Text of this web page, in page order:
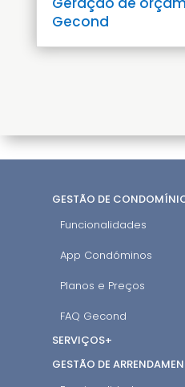
Gecond
GESTÃO DE
Funcionalidades
App Condóminos
Planos e Preços
FAQ Gecond
SERVIÇOS+
GESTÃO DE